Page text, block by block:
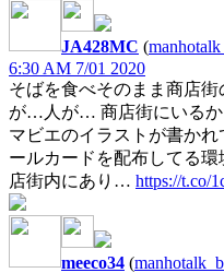
JA428MC (
6:30 AM 7/01 2020
そばを食べそのまま商店
が…人が… 商店街にいるか
マビエのイラストが書か
ールカードを配布してる
店街内にあり… https://t.co/
meeco34 (